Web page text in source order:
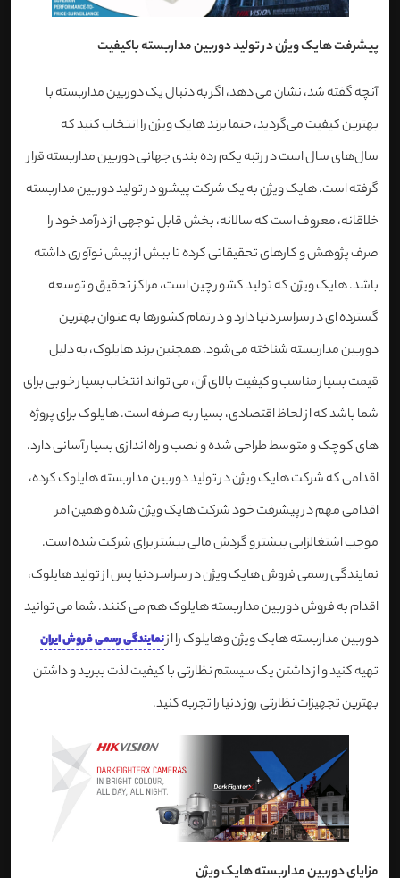
پیشرفت هایک ویژن در تولید دوربین مداربسته باکیفیت
آنچه گفته شد، نشان می دهد، اگر به دنبال یک دوربین مداربسته با
بهترین کیفیت می‌گردید، حتما برند هایک ویژن را انتخاب کنید که
سال‌های سال است در رتبه یکم رده بندی جهانی دوربین مداربسته قرار
گرفته است. هایک ویژن به یک شرکت پیشرو در تولید دوربین مداربسته
خلاقانه، معروف است که سالانه، بخش قابل توجهی از درآمد خود را
صرف پژوهش و کارهای تحقیقاتی کرده تا بیش از پیش نوآوری داشته
باشد. هایک ویژن که تولید کشور چین است، مراکز تحقیق و توسعه
گسترده ای در سراسر دنیا دارد و در تمام کشورها به عنوان بهترین
دوربین مداربسته شناخته می‌شود. همچنین برند هایلوک، به دلیل
قیمت بسیار مناسب و کیفیت بالای آن، می تواند انتخاب بسیار خوبی برای
شما باشد که از لحاظ اقتصادی، بسیار به صرفه است. هایلوک برای پروژه
های کوچک و متوسط طراحی شده و نصب و راه اندازی بسیار آسانی دارد.
اقدامی که شرکت هایک ویژن در تولید دوربین مداربسته هایلوک کرده،
اقدامی مهم در پیشرفت خود شرکت هایک ویژن شده و همین امر
موجب اشتغالزایی بیشتر و گردش مالی بیشتر برای شرکت شده است.
نمایندگی رسمی فروش هایک ویژن در سراسر دنیا پس از تولید هایلوک،
اقدام به فروش دوربین مداربسته هایلوک هم می کنند. شما می توانید
دوربین مداربسته هایک ویژن وهایلوک را ازنمایندگی رسمی فروش ایران
تهیه کنید و از داشتن یک سیستم نظارتی با کیفیت لذت ببرید و داشتن
بهترین تجهیزات نظارتی روز دنیا را تجربه کنید.
مزایای دوربین مداربسته هایک ویژن